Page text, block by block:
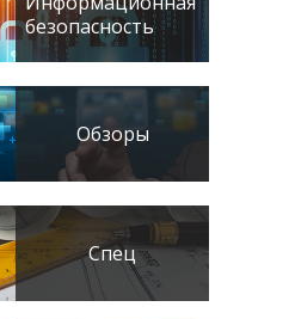
безопасность
Обзоры
Спец